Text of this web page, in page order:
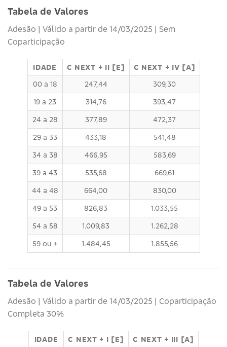
Tabela de Valores
Adesão | Válido a partir de 14/03/2025 | Sem
Coparticipação
IDADE C NEXT + II [E]
C NEXT + IV [A]
00 a 18
247,44 309,30
19 a 23 314,76 393,47
24 a 28 377,89 472,37
29 a 33 433,18 541,48
34 a 38 466,95 583,69
39 a 43 535,68 669,61
44 a 48 664,00 830,00
49 a 53 826,83 1.033,55
54 a 58 1.009,83 1.262,28
59 ou + 1.484,45 1.855,56
Tabela de Valores
Adesão | Válido a partir de 14/03/2025 | Coparticipação
Completa 30%
IDADE C NEXT + I [E]
C NEXT + III [A]